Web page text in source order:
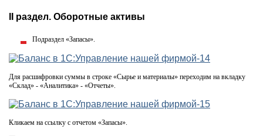
II раздел. Оборотные активы
Подраздел «Запасы».
Для расшифровки суммы в строке «Сырье и материалы» переходим на вкладку
«Склад» - «Аналитика» - «Отчеты».
Кликаем на ссылку с отчетом «Запасы».